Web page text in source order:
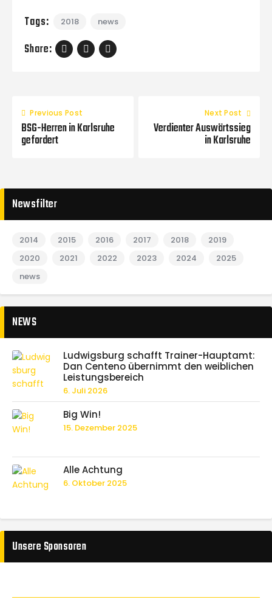
Tags: 2018 news
Share:
Previous Post
BSG-Herren in Karlsruhe
gefordert
Next Post
Verdienter Auswärtssieg
in Karlsruhe
Newsfilter
2014 2015 2016 2017 2018
2019
2020
2021 2022 2023 2024
2025
news
NEWS
Ludwigsburg schafft Trainer-Hauptamt:
Dan Centeno übernimmt den weiblichen
Leistungsbereich
6. Juli 2026
Big Win!
15. Dezember 2025
Alle Achtung
6. Oktober 2025
Unsere Sponsoren